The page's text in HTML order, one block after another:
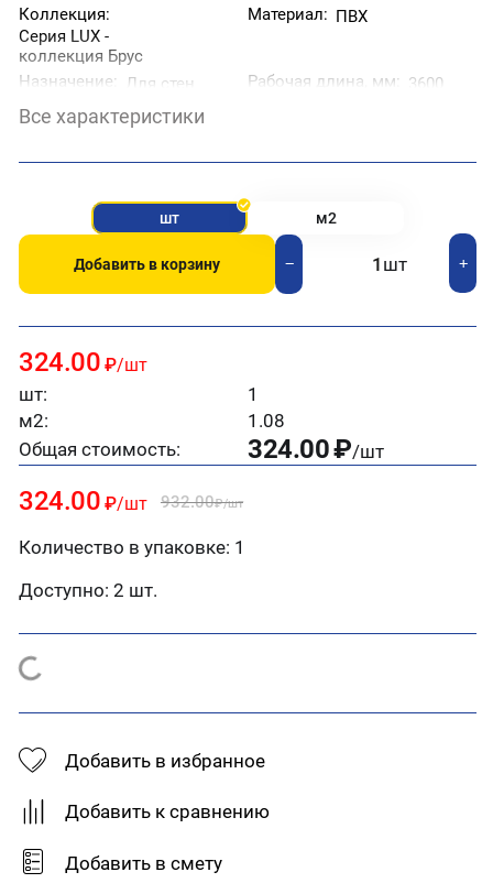
Коллекция:
Серия LUX -
коллекция Брус
Материал: ПВХ
Назначение: Для стен Рабочая длина, мм: 3600
Рабочая ширина, мм: 300
Тип товара: Сайдинг Фактура: Под дерево
Все характеристики
шт м2
Добавить в корзину +
шт
−
324.00 ₽/шт
шт:
1
м2:
1.08
Общая стоимость:
324.00₽/шт
324.00 ₽/шт 932.00₽/шт
Количество в упаковке: 1
Доступно: 2 шт.
Добавить в избранное
Добавить к сравнению
Добавить в смету